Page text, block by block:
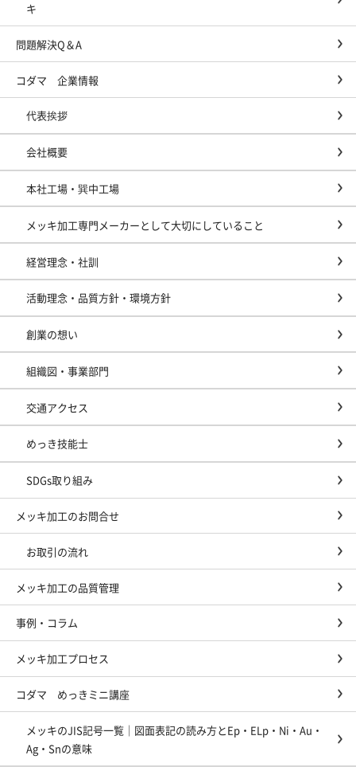
キ
問題解決Q＆A
コダマ 企業情報
代表挨拶
会社概要
本社工場・巽中工場
メッキ加工専門メーカーとして大切にしていること
経営理念・社訓
活動理念・品質方針・環境方針
創業の想い
組織図・事業部門
交通アクセス
めっき技能士
SDGs取り組み
メッキ加工のお問合せ
お取引の流れ
メッキ加工の品質管理
事例・コラム
メッキ加工プロセス
コダマ めっきミニ講座
メッキのJIS記号一覧｜図面表記の読み方とEp・ELp・Ni・Au・
Ag・Snの意味